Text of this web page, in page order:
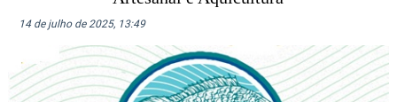
14 de julho de 2025, 13:49